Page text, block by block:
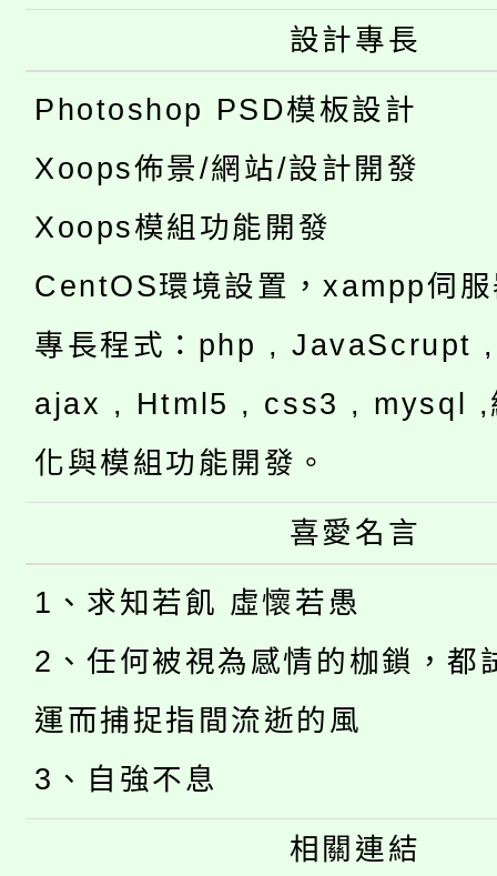
設計專長
Photoshop PSD模板設計
Xoops佈景/網站/設計開發
Xoops模組功能開發
CentOS環境設置，xampp伺
專長程式：php , JavaScrupt
ajax , Html5 , css3 , mysql ,
化與模組功能開發。
喜愛名言
1、求知若飢 虛懷若愚
2、任何被視為感情的枷鎖，都
運而捕捉指間流逝的風
3、自強不息
相關連結